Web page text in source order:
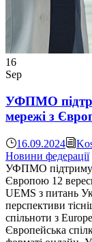
16
Sep
УФПМО
мережі з
16.09.2024
Новини федерації
УФПМО підтримує
Європою 12
UEMS з питань
перспективи
спільноти з
Європейська